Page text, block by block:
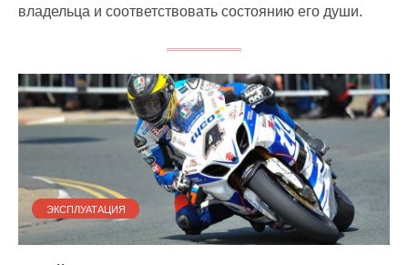
владельца и соответствовать состоянию его души.
ЭКСПЛУАТАЦИЯ